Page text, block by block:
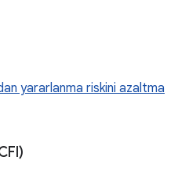
yararlanma riskini azaltma